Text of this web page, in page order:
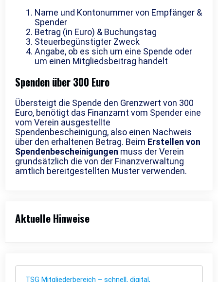
Name und Kontonummer von Empfänger &
Spender
Betrag (in Euro) & Buchungstag
Steuerbegünstigter Zweck
Angabe, ob es sich um eine Spende oder
um einen Mitgliedsbeitrag handelt
Spenden über 300 Euro
Übersteigt die Spende den Grenzwert von 300
Euro, benötigt das Finanzamt vom Spender eine
vom Verein ausgestellte
Spendenbescheinigung, also einen Nachweis
über den erhaltenen Betrag. Beim Erstellen von
Spendenbescheinigungen muss der Verein
grundsätzlich die von der Finanzverwaltung
amtlich bereitgestellten Muster verwenden.
Aktuelle Hinweise
TSG Mitgliederbereich – schnell, digital,